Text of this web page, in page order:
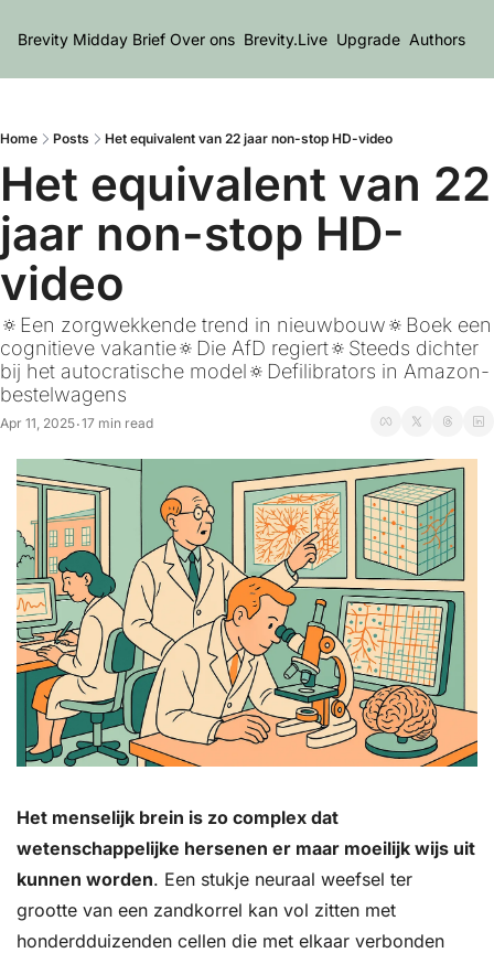
Brevity Midday Brief Over ons Brevity.Live Upgrade Authors
Home Posts Het equivalent van 22 jaar non-stop HD-video
Het equivalent van 22
jaar non-stop HD-
video
🔅Een zorgwekkende trend in nieuwbouw🔅Boek een
cognitieve vakantie🔅Die AfD regiert🔅Steeds dichter
bij het autocratische model🔅Defilibrators in Amazon-
bestelwagens
Apr 11, 2025•17 min read
Het menselijk brein is zo complex dat
wetenschappelijke hersenen er maar moeilijk wijs uit
kunnen worden. Een stukje neuraal weefsel ter
grootte van een zandkorrel kan vol zitten met
honderdduizenden cellen die met elkaar verbonden